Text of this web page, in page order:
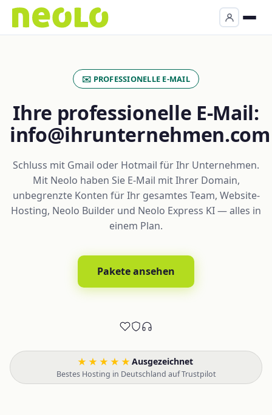
✉️ PROFESSIONELLE E-MAIL
Ihre professionelle E-Mail:
info@ihrunternehmen.com
Schluss mit Gmail oder Hotmail für Ihr Unternehmen.
Mit Neolo haben Sie E-Mail mit Ihrer Domain,
unbegrenzte Konten für Ihr gesamtes Team, Website-
Hosting, Neolo Builder und Neolo Express KI — alles in
einem Plan.
Pakete ansehen
★★★★★ Ausgezeichnet
Bestes Hosting in Deutschland auf Trustpilot